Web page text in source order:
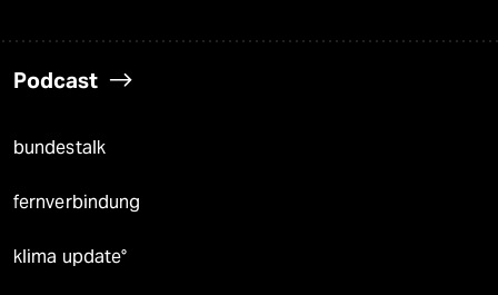
Podcast
bundestalk
fernverbindung
klima update°